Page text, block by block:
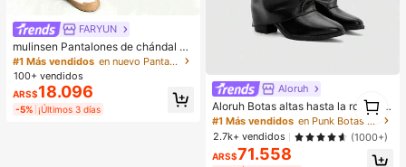
FARYUN
mulinsen Pantalones de chándal de
pierna recta de seda de hielo de se
cado rápido con rayas y bloques de
color para mujer
#1 Más vendidos
en nuevo Pantalones deportivos para mujer
100+ vendidos
ARS$18.096
-5% ¡Últimos 3 días
Aloruh
Aloruh Botas altas hasta la rodilla si
n cordones de cuero vegano para o
toño/invierno con tacones gruesos,
minimalistas y versátiles, botas par
a mujer, lujo silencioso
#1 Más vendidos
en Punk Botas Hasta la Rodilla de Mujer
2.7k+ vendidos
(1000+)
ARS$71.558
1